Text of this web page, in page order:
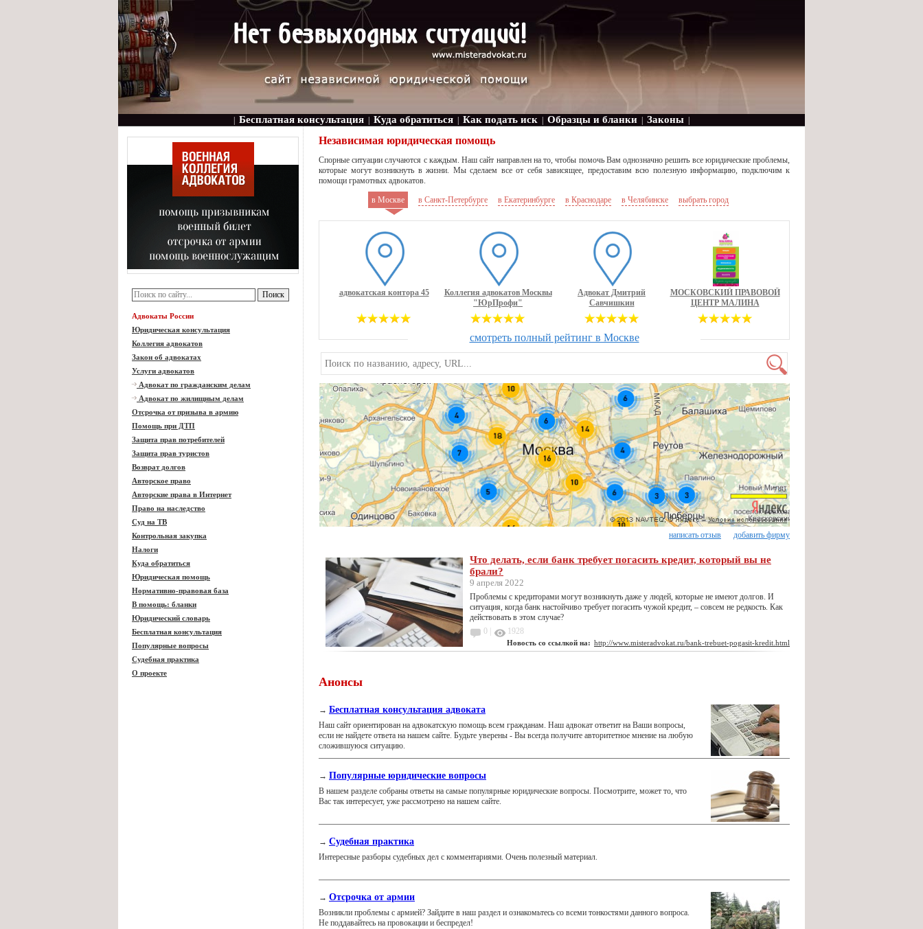
Бесплатная консультация Куда обратиться Как подать иск Образцы и бланки Законы
Адвокаты России
Юридическая консультация
Коллегия адвокатов
Закон об адвокатах
Услуги адвокатов
Адвокат по гражданским делам
Адвокат по жилищным делам
Отсрочка от призыва в армию
Помощь при ДТП
Защита прав потребителей
Защита прав туристов
Возврат долгов
Авторское право
Авторские права в Интернет
Право на наследство
Суд на ТВ
Контрольная закупка
Налоги
Куда обратиться
Юридическая помощь
Нормативно-правовая база
В помощь: бланки
Юридический словарь
Бесплатная консультация
Популярные вопросы
Судебная практика
О проекте
Независимая юридическая помощь
Спорные ситуации случаются с каждым. Наш сайт направлен на то, чтобы помочь Вам однозначно решить все юридические проблемы,
которые могут возникнуть в жизни. Мы сделаем все от себя зависящее, предоставим всю полезную информацию, подключим к
помощи грамотных адвокатов.
в Москве
в Санкт-Петербурге в Екатеринбурге в Краснодаре в Челябинске выбрать город
адвокатская контора 45
Коллегия адвокатов Москвы
"ЮрПрофи"
Адвокат Дмитрий
Савчишкин
МОСКОВСКИЙ ПРАВОВОЙ
ЦЕНТР МАЛИНА
смотреть полный рейтинг в Москве
написать отзыв добавить фирму
Что делать, если банк требует погасить кредит, который вы не
брали?
9 апреля 2022
Проблемы с кредиторами могут возникнуть даже у людей, которые не имеют долгов. И
ситуация, когда банк настойчиво требует погасить чужой кредит, – совсем не редкость. Как
действовать в этом случае?
0 |
1928
Новость со ссылкой на: http://www.misteradvokat.ru/bank-trebuet-pogasit-kredit.html
Анонсы
→ Бесплатная консультация адвоката
Наш сайт ориентирован на адвокатскую помощь всем гражданам. Наш адвокат ответит на Ваши вопросы,
если не найдете ответа на нашем сайте. Будьте уверены - Вы всегда получите авторитетное мнение на любую
сложившуюся ситуацию.
→ Популярные юридические вопросы
В нашем разделе собраны ответы на самые популярные юридические вопросы. Посмотрите, может то, что
Вас так интересует, уже рассмотрено на нашем сайте.
→ Судебная практика
Интересные разборы судебных дел с комментариями. Очень полезный материал.
→ Отсрочка от армии
Возникли проблемы с армией? Зайдите в наш раздел и ознакомьтесь со всеми тонкостями данного вопроса.
Не поддавайтесь на провокации и беспредел!